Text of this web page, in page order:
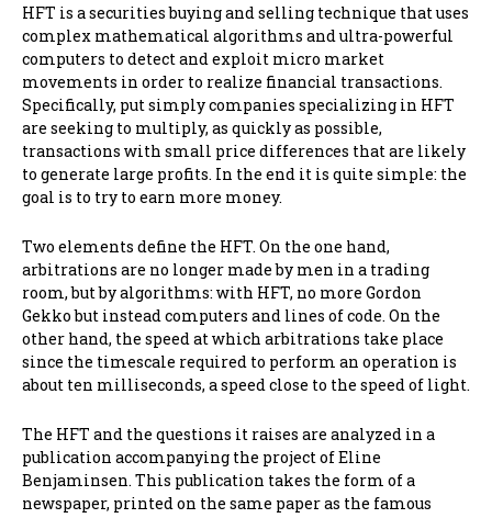
HFT is a securities buying and selling technique that uses
complex mathematical algorithms and ultra-powerful
computers to detect and exploit micro market
movements in order to realize financial transactions.
Specifically, put simply companies specializing in HFT
are seeking to multiply, as quickly as possible,
transactions with small price differences that are likely
to generate large profits. In the end it is quite simple: the
goal is to try to earn more money.
Two elements define the HFT. On the one hand,
arbitrations are no longer made by men in a trading
room, but by algorithms: with HFT, no more Gordon
Gekko but instead computers and lines of code. On the
other hand, the speed at which arbitrations take place
since the timescale required to perform an operation is
about ten milliseconds, a speed close to the speed of light.
The HFT and the questions it raises are analyzed in a
publication accompanying the project of Eline
Benjaminsen. This publication takes the form of a
newspaper, printed on the same paper as the famous